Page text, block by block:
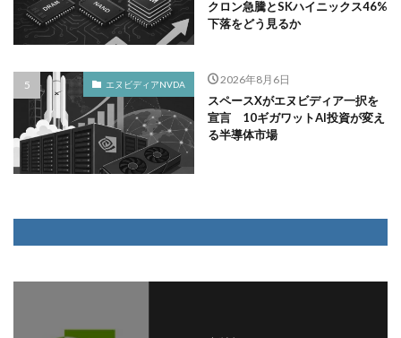
クロン急騰とSKハイニックス46%
下落をどう見るか
エヌビディアNVDA 2026年8月6日
スペースXがエヌビディア一択を
宣言 10ギガワットAI投資が変え
る半導体市場